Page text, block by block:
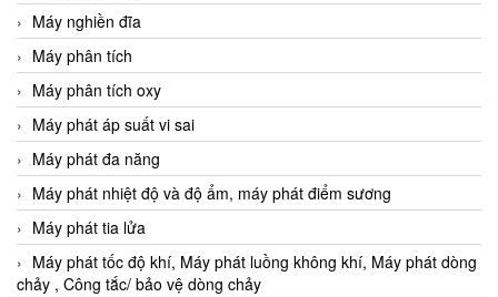
Máy nghiền đĩa
Máy phân tích
Máy phân tích oxy
Máy phát áp suất vi sai
Máy phát đa năng
Máy phát nhiệt độ và độ ẩm, máy phát điểm sương
Máy phát tia lửa
Máy phát tốc độ khí, Máy phát luồng không khí, Máy phát dòng
chảy , Công tắc/ bảo vệ dòng chảy